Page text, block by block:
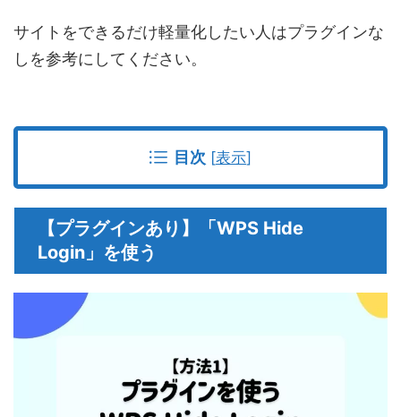
サイトをできるだけ軽量化したい人はプラグインな
しを参考にしてください。
目次 [表示]
【プラグインあり】「WPS Hide
Login」を使う